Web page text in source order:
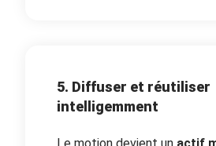
5. Diffuser et réutiliser
intelligemment